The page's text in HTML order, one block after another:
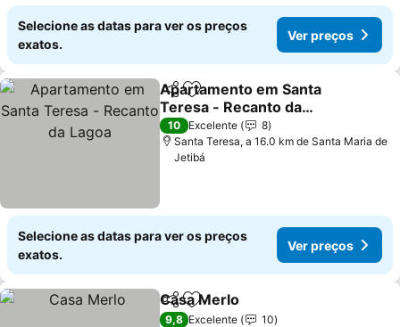
Selecione as datas para ver os preços
exatos.
Ver preços
PartilharAdicionar aos favoritos
Apartamento em Santa
Teresa - Recanto da
Lagoa
Ver preços
10 Excelente
8
Santa Teresa, a 16.0 km de Santa Maria de
Jetibá
Selecione as datas para ver os preços
exatos.
Ver preços
PartilharAdicionar aos favoritos
Casa Merlo
9,8 Excelente
10